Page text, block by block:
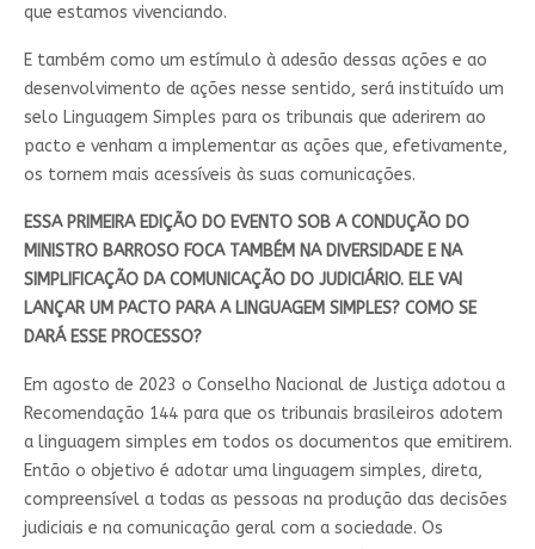
que estamos vivenciando.
E também como um estímulo à adesão dessas ações e ao
desenvolvimento de ações nesse sentido, será instituído um
selo Linguagem Simples para os tribunais que aderirem ao
pacto e venham a implementar as ações que, efetivamente,
os tornem mais acessíveis às suas comunicações.
ESSA PRIMEIRA EDIÇÃO DO EVENTO SOB A CONDUÇÃO DO
MINISTRO BARROSO FOCA TAMBÉM NA DIVERSIDADE E NA
SIMPLIFICAÇÃO DA COMUNICAÇÃO DO JUDICIÁRIO. ELE VAI
LANÇAR UM PACTO PARA A LINGUAGEM SIMPLES? COMO SE
DARÁ ESSE PROCESSO?
Em agosto de 2023 o Conselho Nacional de Justiça adotou a
Recomendação 144 para que os tribunais brasileiros adotem
a linguagem simples em todos os documentos que emitirem.
Então o objetivo é adotar uma linguagem simples, direta,
compreensível a todas as pessoas na produção das decisões
judiciais e na comunicação geral com a sociedade. Os